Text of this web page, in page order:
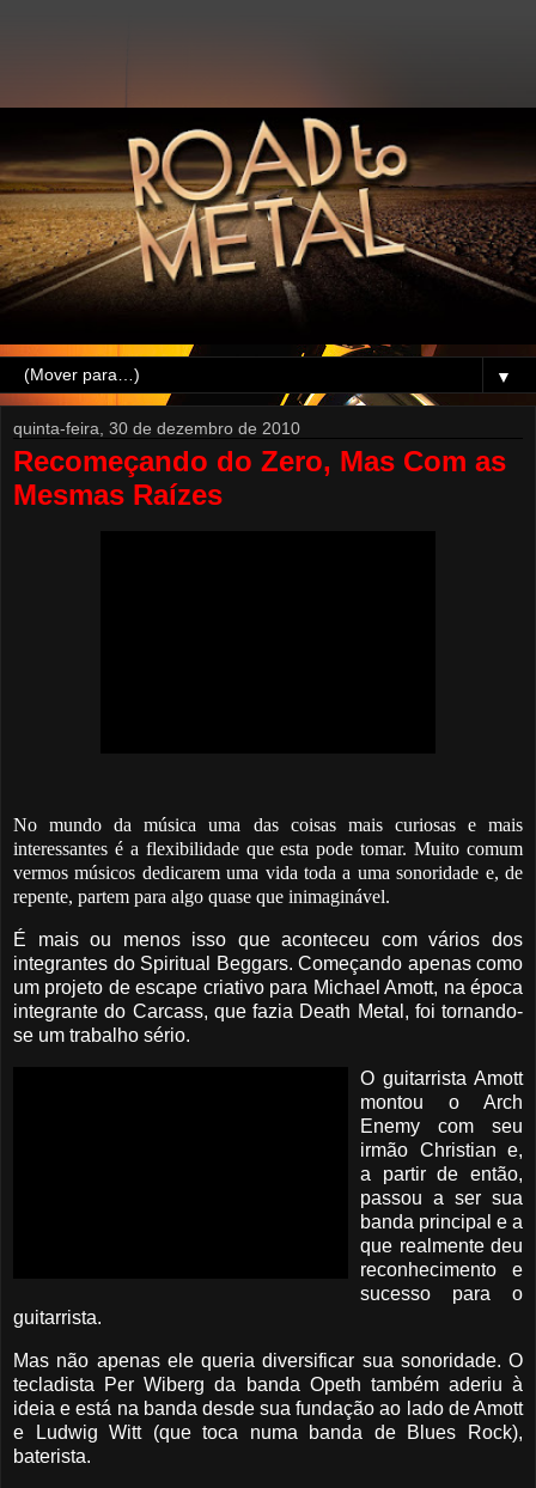
▼
quinta-feira, 30 de dezembro de 2010
Recomeçando do Zero, Mas Com as
Mesmas Raízes
No mundo da música uma das coisas mais curiosas e mais
interessantes é a flexibilidade que esta pode tomar. Muito comum
vermos músicos dedicarem uma vida toda a uma sonoridade e, de
repente, partem para algo quase que inimaginável.
É mais ou menos isso que aconteceu com vários dos
integrantes do Spiritual Beggars. Começando apenas como
um projeto de escape criativo para Michael Amott, na época
integrante do Carcass, que fazia Death Metal, foi tornando-
se um trabalho sério.
O guitarrista Amott
montou o Arch
Enemy com seu
irmão Christian e,
a partir de então,
passou a ser sua
banda principal e a
que realmente deu
reconhecimento e
sucesso para o
guitarrista.
Mas não apenas ele queria diversificar sua sonoridade. O
tecladista Per Wiberg da banda Opeth também aderiu à
ideia e está na banda desde sua fundação ao lado de Amott
e Ludwig Witt (que toca numa banda de Blues Rock),
baterista.